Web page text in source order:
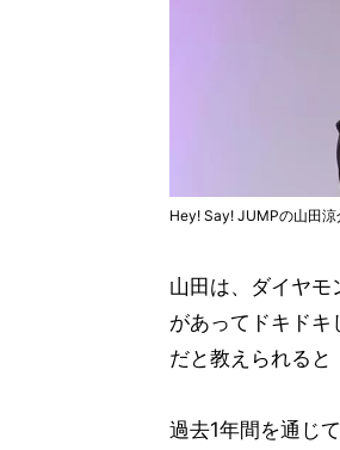
Hey! Say! JUMPの山田涼
山田は、ダイヤ
があってドキド
だと教えられると
過去1年間を通じ